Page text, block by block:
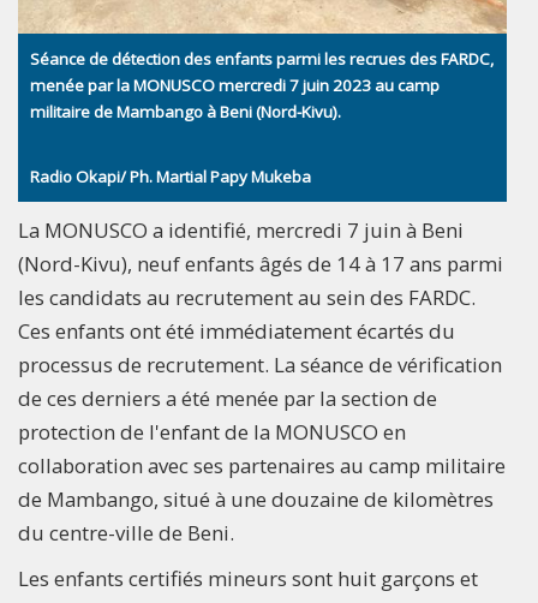
Séance de détection des enfants parmi les recrues des FARDC,
menée par la MONUSCO mercredi 7 juin 2023 au camp
militaire de Mambango à Beni (Nord-Kivu).
Radio Okapi/ Ph. Martial Papy Mukeba
La MONUSCO a identifié, mercredi 7 juin à Beni
(Nord-Kivu), neuf enfants âgés de 14 à 17 ans parmi
les candidats au recrutement au sein des FARDC.
Ces enfants ont été immédiatement écartés du
processus de recrutement. La séance de vérification
de ces derniers a été menée par la section de
protection de l'enfant de la MONUSCO en
collaboration avec ses partenaires au camp militaire
de Mambango, situé à une douzaine de kilomètres
du centre-ville de Beni.
Les enfants certifiés mineurs sont huit garçons et